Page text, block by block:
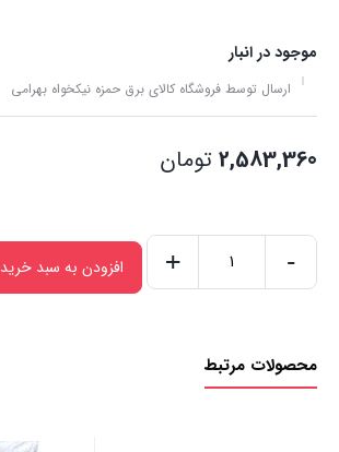
موجود در انبار
ارسال توسط فروشگاه کالای برق حمزه نیکخواه بهرامی
2,583,360 تومان
با
-
+ افزودن به سبد خرید
محصولات مرتبط